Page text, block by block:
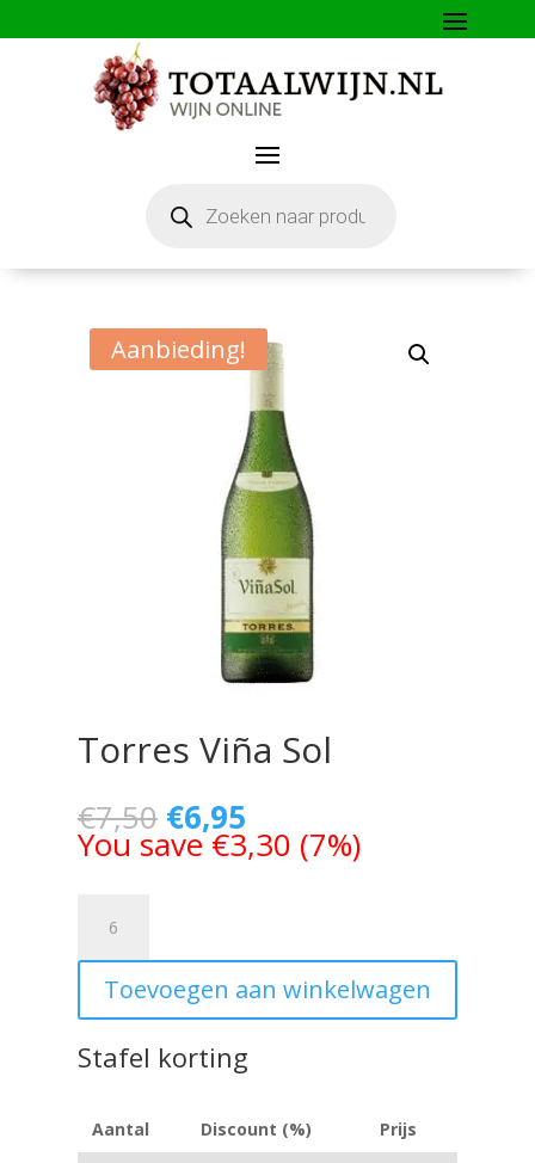
zoeken
Aanbieding!
Torres Viña Sol
€7,50 €6,95
You save€3,30 (7%)
Sol
aantalToevoegen aan winkelwagen
Stafel korting
Aantal Discount (%) Prijs